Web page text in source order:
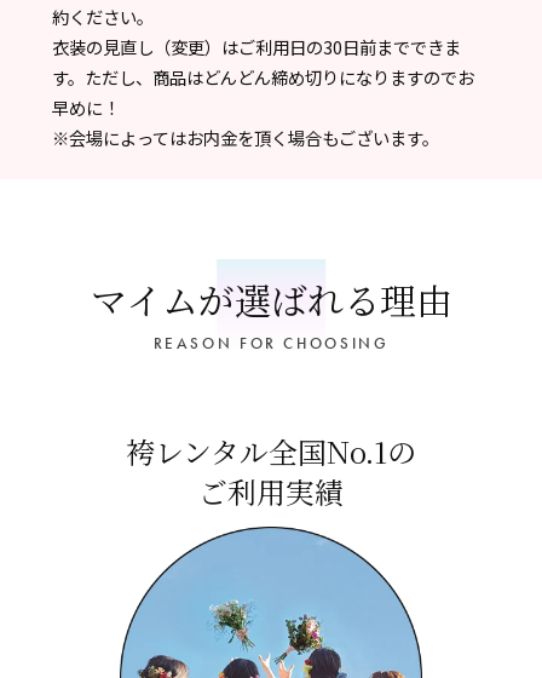
約ください。
衣装の見直し（変更）はご利用日の30日前までできま
す。ただし、商品はどんどん締め切りになりますのでお
早めに！
※会場によってはお内金を頂く場合もございます。
マイムが選ばれる理由
REASON FOR CHOOSING
袴レンタル全国No.1の
ご利用実績